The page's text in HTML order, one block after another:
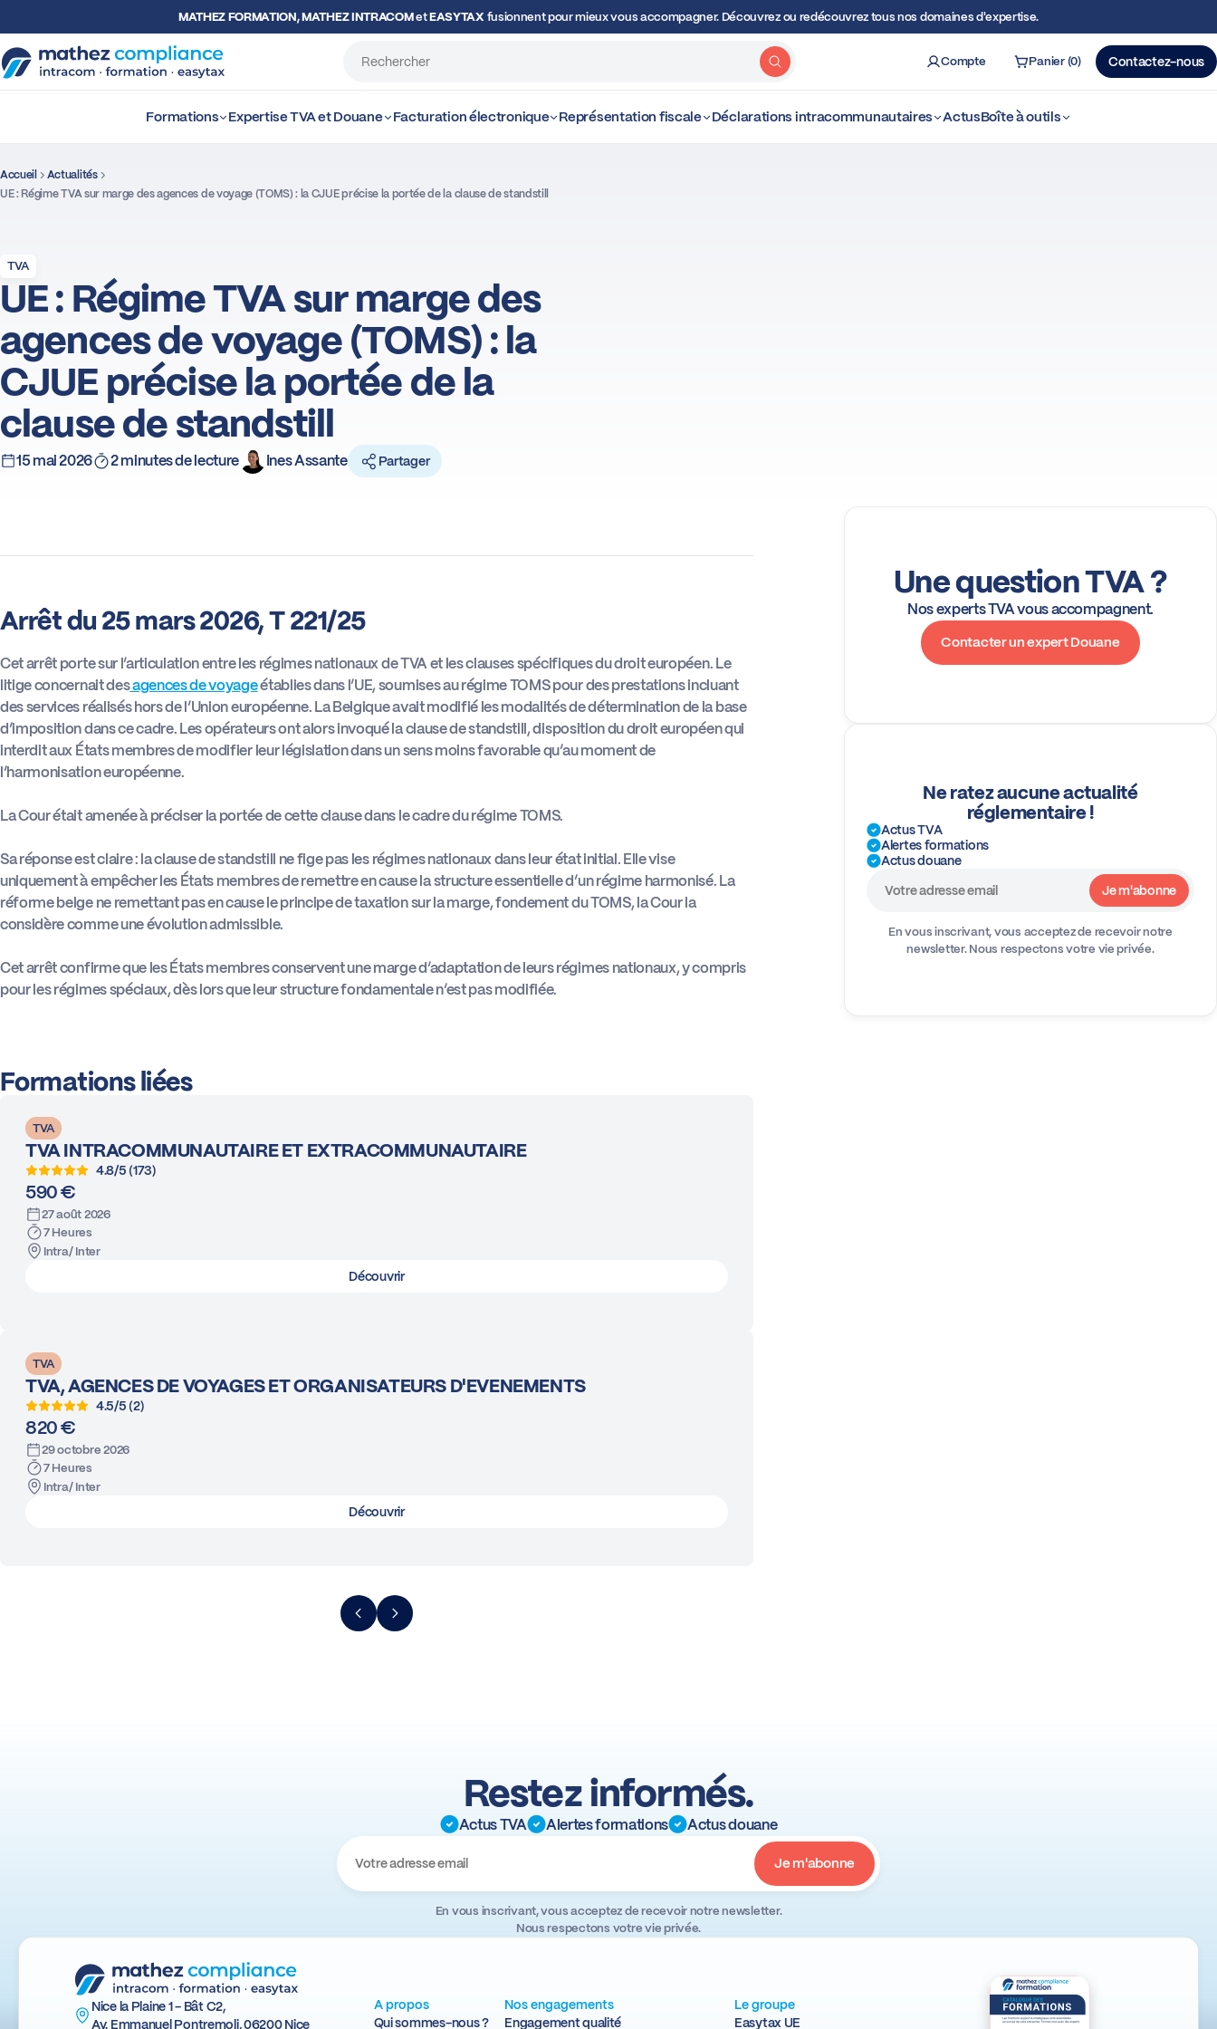
MATHEZ FORMATION, MATHEZ INTRACOMetEASYTAX fusionnent pour mieux vous accompagner. Découvrez ou redécouvrez tous nos domaines d'expertise.
Rechercher
Compte Panier (0) Contactez-nous
Formations Expertise TVA et Douane Facturation électronique Représentation fiscale Déclarations intracommunautaires ActusBoîte à outils
Accueil
Actualités
UE : Régime TVA sur marge des agences de voyage (TOMS) : la CJUE précise la portée de la clause de standstill
TVA
UE : Régime TVA sur marge des
agences de voyage (TOMS) : la
CJUE précise la portée de la
clause de standstill
15 mai 2026 2 minutes de lecture Ines Assante Partager
Arrêt du 25 mars 2026, T 221/25
Cet arrêt porte sur l’articulation entre les régimes nationaux de TVA et les clauses spécifiques du droit européen. Le
litige concernait desagences de voyageétablies dans l’UE, soumises au régime TOMS pour des prestations incluant
des services réalisés hors de l’Union européenne. La Belgique avait modifié les modalités de détermination de la base
d’imposition dans ce cadre. Les opérateurs ont alors invoqué la clause de standstill, disposition du droit européen qui
interdit aux États membres de modifier leur législation dans un sens moins favorable qu’au moment de
l’harmonisation européenne.
La Cour était amenée à préciser la portée de cette clause dans le cadre du régime TOMS.
Sa réponse est claire : la clause de standstill ne fige pas les régimes nationaux dans leur état initial. Elle vise
uniquement à empêcher les États membres de remettre en cause la structure essentielle d’un régime harmonisé. La
réforme belge ne remettant pas en cause le principe de taxation sur la marge, fondement du TOMS, la Cour la
considère comme une évolution admissible.
Cet arrêt confirme que les États membres conservent une marge d’adaptation de leurs régimes nationaux, y compris
pour les régimes spéciaux, dès lors que leur structure fondamentale n’est pas modifiée.
Formations liées
TVA
TVA INTRACOMMUNAUTAIRE ET EXTRACOMMUNAUTAIRE
4.8/5 (173)
590 €
27 août 2026
7 Heures
Intra/ Inter
Découvrir
TVA
TVA, AGENCES DE VOYAGES ET ORGANISATEURS D'EVENEMENTS
4.5/5 (2)
820 €
29 octobre 2026
7 Heures
Intra/ Inter
Découvrir
Une question TVA ?
Nos experts TVA vous accompagnent.
Contacter un expert Douane
Ne ratez aucune actualité
réglementaire !
Actus TVA
Alertes formations
Actus douane
En vous inscrivant, vous acceptez de recevoir notre
newsletter.Nous respectons votre vie privée.
Restez informés.
Actus TVA Alertes formations Actus douane
En vous inscrivant, vous acceptez de recevoir notre newsletter.
Nous respectons votre vie privée.
Nice la Plaine 1 - Bât C2,
Av. Emmanuel Pontremoli, 06200 Nice
A propos
Qui sommes-nous ?
Nos engagements
Engagement qualité
Le groupe
Easytax UE